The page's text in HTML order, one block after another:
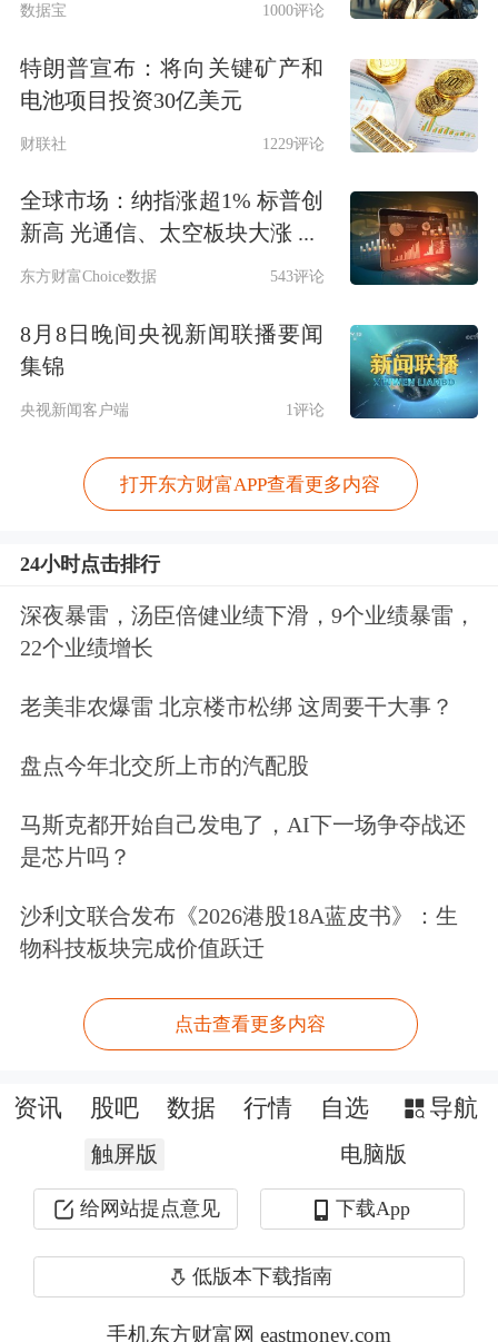
冠疫情后铜市将进入多年牛市的一批交
易员和投资者之一，他们认为铜市场的
电气化需求增长将超过供应扩张。
头先锋——前高盛集团金属策略师Nick
Snowdon共事，后者大约一年前就曾预
测2025年铜价平均将达到每吨15000美
元。
财联社上周曾介绍过，有迹象显示，美
可能实施的关税生效前抢运货物。根据
的说法，未来几周预计将有10万-15万
吨精炼铜的运抵美国。而如果它们都在
同月抵达，那么就有望超过2022年1月
创下的136951吨的美国历史最多月进口
纪录。
据悉，包括托克集团(Trafigura
Group)、嘉能可集团(Glencore Plc)和
贡渥集团(Gunvor Group)在内的大宗商
品贸易商，都正在将大量原定发往亚洲
的铜改道发往美国。
其中一些知情人士
表示，由于数量巨大，贸易商正在新奥
以容纳这些货物。
数据宝 1000评论
特朗普宣布：将向关键矿产和
电池项目投资30亿美元
财联社 1229评论
全球市场：纳指涨超1% 标普创
新高 光通信、太空板块大涨 ...
东方财富Choice数据 543评论
8月8日晚间央视新闻联播要闻
集锦
央视新闻客户端 1评论
打开东方财富APP查看更多内容
24小时点击排行
深夜暴雷，汤臣倍健业绩下滑，9个业绩暴雷，
22个业绩增长
老美非农爆雷 北京楼市松绑 这周要干大事？
盘点今年北交所上市的汽配股
马斯克都开始自己发电了，AI下一场争夺战还
是芯片吗？
沙利文联合发布《2026港股18A蓝皮书》：生
物科技板块完成价值跃迁
点击查看更多内容
资讯 股吧 数据 行情 自选 导航
触屏版 电脑版
给网站提点意见 下载App
低版本下载指南
手机东方财富网 eastmoney.com